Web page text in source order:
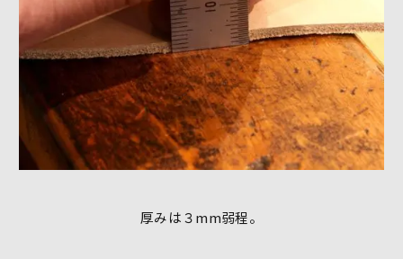
厚みは３mm弱程。